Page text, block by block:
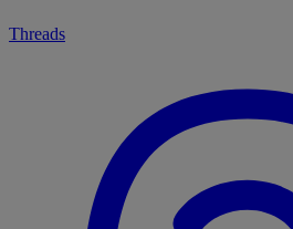
Threads